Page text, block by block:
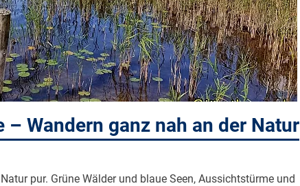
Wandern ganz nah an der Natur
pur. Grüne Wälder und blaue Seen, Aussichtstürme und